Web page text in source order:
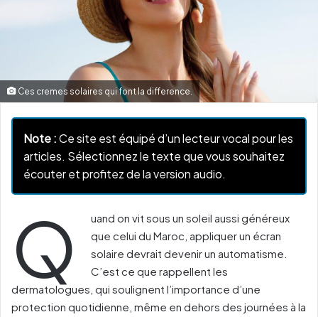
Ces cremes solaires qui font la difference.
Note :Ce site est équipé d’un lecteur vocal pour les
articles. Sélectionnez le texte que vous souhaitez
écouter et profitez de la version audio.
Q
uand on vit sous un soleil aussi généreux
que celui du Maroc, appliquer un écran
solaire devrait devenir un automatisme.
C’est ce que rappellent les
dermatologues, qui soulignent l’importance d’une
protection quotidienne, même en dehors des journées à la